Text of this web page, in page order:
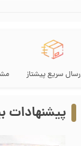
سریع پیشتاز
پیشنهادات